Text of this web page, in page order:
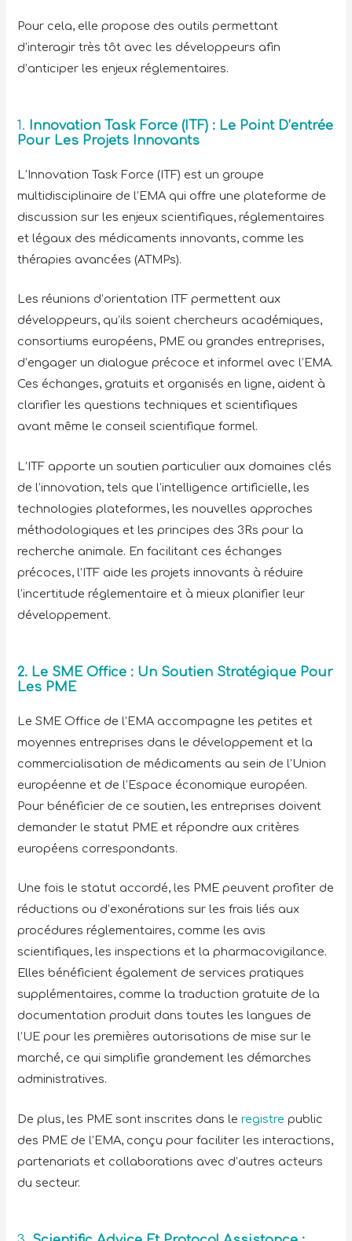
Pour cela, elle propose des outils permettant
d’interagir très tôt avec les développeurs afin
d’anticiper les enjeux réglementaires.
1. Innovation Task Force (ITF) : Le Point D’entrée
Pour Les Projets Innovants
L’Innovation Task Force (ITF) est un groupe
multidisciplinaire de l’EMA qui offre une plateforme de
discussion sur les enjeux scientifiques, réglementaires
et légaux des médicaments innovants, comme les
thérapies avancées (ATMPs).
Les réunions d’orientation ITF permettent aux
développeurs, qu’ils soient chercheurs académiques,
consortiums européens, PME ou grandes entreprises,
d’engager un dialogue précoce et informel avec l’EMA.
Ces échanges, gratuits et organisés en ligne, aident à
clarifier les questions techniques et scientifiques
avant même le conseil scientifique formel.
L’ITF apporte un soutien particulier aux domaines clés
de l’innovation, tels que l’intelligence artificielle, les
technologies plateformes, les nouvelles approches
méthodologiques et les principes des 3Rs pour la
recherche animale. En facilitant ces échanges
précoces, l’ITF aide les projets innovants à réduire
l’incertitude réglementaire et à mieux planifier leur
développement.
2. Le SME Office : Un Soutien Stratégique Pour
Les PME
Le SME Office de l’EMA accompagne les petites et
moyennes entreprises dans le développement et la
commercialisation de médicaments au sein de l’Union
européenne et de l’Espace économique européen.
Pour bénéficier de ce soutien, les entreprises doivent
demander le statut PME et répondre aux critères
européens correspondants.
Une fois le statut accordé, les PME peuvent profiter de
réductions ou d’exonérations sur les frais liés aux
procédures réglementaires, comme les avis
scientifiques, les inspections et la pharmacovigilance.
Elles bénéficient également de services pratiques
supplémentaires, comme la traduction gratuite de la
documentation produit dans toutes les langues de
l’UE pour les premières autorisations de mise sur le
marché, ce qui simplifie grandement les démarches
administratives.
De plus, les PME sont inscrites dans leregistre public
des PME de l’EMA, conçu pour faciliter les interactions,
partenariats et collaborations avec d’autres acteurs
du secteur.